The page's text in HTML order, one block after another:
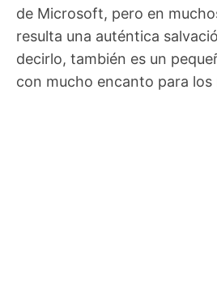
de Microsoft, pero en
resulta una auténtica
decirlo, también es un
con mucho encanto para los